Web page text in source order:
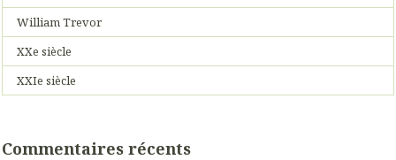
William Trevor
XXe siècle
XXIe siècle
Commentaires récents